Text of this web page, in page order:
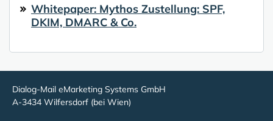
Whitepaper: Mythos Zustellung: SPF,
DKIM, DMARC & Co.
Dialog-Mail eMarketing Systems GmbH
A-3434 Wilfersdorf (bei Wien)